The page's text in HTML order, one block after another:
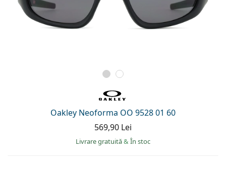
Oakley Neoforma OO 9528 01 60
569,90 Lei
Livrare gratuită& În stoc